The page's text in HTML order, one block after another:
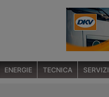
ENERGIE TECNICA SERVIZI